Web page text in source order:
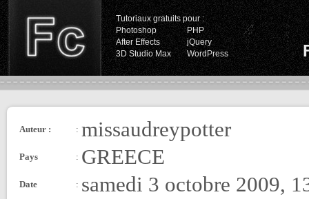
Tutoriaux gratuits pour :
Photoshop
PHP
After Effects
jQuery
3D Studio Max
WordPress
Auteur : : missaudreypotter
Pays : GREECE
Date : samedi 3 octobre 2009,